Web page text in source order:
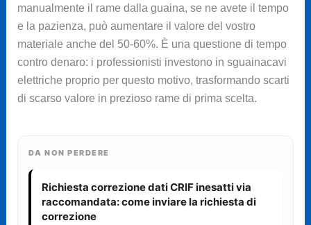
manualmente il rame dalla guaina, se ne avete il tempo
e la pazienza, può aumentare il valore del vostro
materiale anche del 50-60%. È una questione di tempo
contro denaro: i professionisti investono in sguainacavi
elettriche proprio per questo motivo, trasformando scarti
di scarso valore in prezioso rame di prima scelta.
DA NON PERDERE
Richiesta correzione dati CRIF inesatti via
raccomandata: come inviare la richiesta di
correzione